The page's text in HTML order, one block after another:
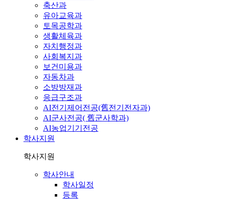
축산과
유아교육과
토목공학과
생활체육과
자치행정과
사회복지과
보건미용과
자동차과
소방방재과
응급구조과
AI전기제어전공(舊전기전자과)
AI군사전공( 舊군사학과)
AI농업기기전공
학사지원
학사지원
학사안내
학사일정
등록